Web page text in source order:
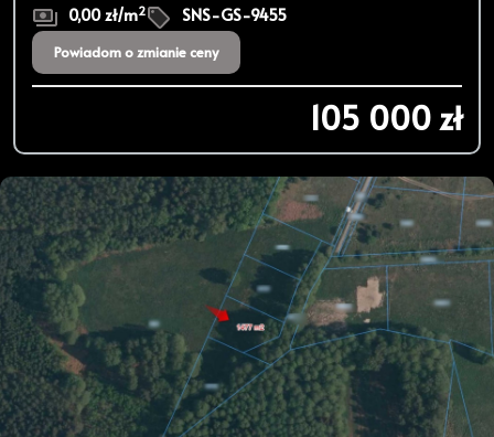
0,00 zł/m2 SNS-GS-9455
Powiadom o zmianie ceny
105 000 zł